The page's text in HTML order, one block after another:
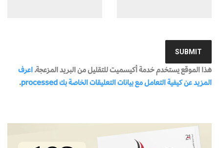
هذا الموقع يستخدم خدمة أكيسميت للتقليل من البريد المزعجة. اعرف
المزيد عن كيفية التعامل مع بيانات التعليقات الخاصة بك processed
.